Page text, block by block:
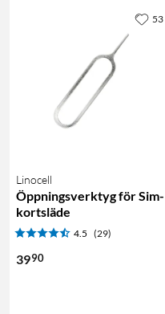
Linocell
Öppningsverktyg för Sim-
kortsläde
4.5 (29)
3990
53